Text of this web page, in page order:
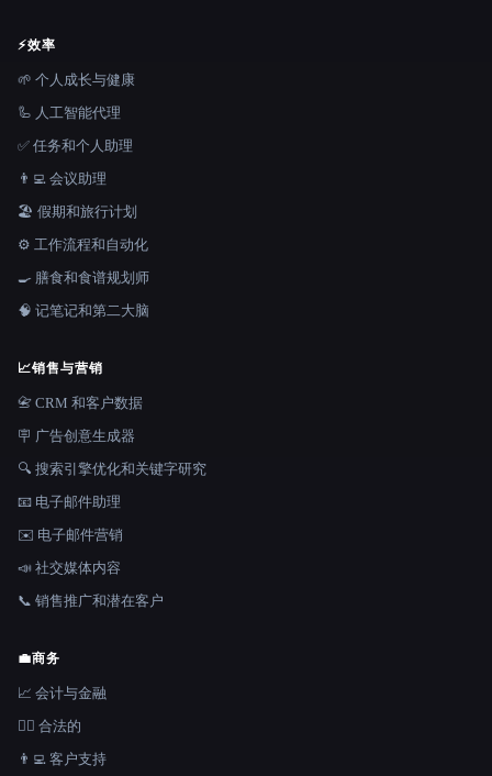
⚡效率
🌱 个人成长与健康
🦾 人工智能代理
✅ 任务和个人助理
👨‍💻 会议助理
🏖 假期和旅行计划
⚙️ 工作流程和自动化
🍳 膳食和食谱规划师
🧠 记笔记和第二大脑
📈销售与营销
📇 CRM 和客户数据
🪧 广告创意生成器
🔍 搜索引擎优化和关键字研究
📧 电子邮件助理
✉️ 电子邮件营销
📣 社交媒体内容
📞 销售推广和潜在客户
💼商务
📈 会计与金融
👩‍⚖️ 合法的
👨‍💻 客户支持